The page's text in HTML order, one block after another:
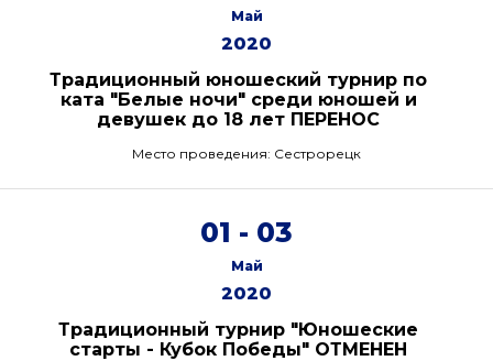
Май
2020
Традиционный юношеский турнир по
ката "Белые ночи" среди юношей и
девушек до 18 лет ПЕРЕНОС
Место проведения: Сестрорецк
01 - 03
Май
2020
Традиционный турнир "Юношеские
старты - Кубок Победы" ОТМЕНЕН